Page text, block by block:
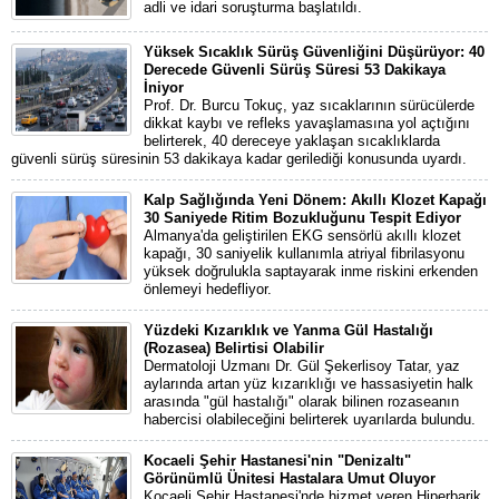
adli ve idari soruşturma başlatıldı.
Yüksek Sıcaklık Sürüş Güvenliğini Düşürüyor: 40
Derecede Güvenli Sürüş Süresi 53 Dakikaya
İniyor
Prof. Dr. Burcu Tokuç, yaz sıcaklarının sürücülerde
dikkat kaybı ve refleks yavaşlamasına yol açtığını
belirterek, 40 dereceye yaklaşan sıcaklıklarda
güvenli sürüş süresinin 53 dakikaya kadar gerilediği konusunda uyardı.
Kalp Sağlığında Yeni Dönem: Akıllı Klozet Kapağı
30 Saniyede Ritim Bozukluğunu Tespit Ediyor
Almanya'da geliştirilen EKG sensörlü akıllı klozet
kapağı, 30 saniyelik kullanımla atriyal fibrilasyonu
yüksek doğrulukla saptayarak inme riskini erkenden
önlemeyi hedefliyor.
Yüzdeki Kızarıklık ve Yanma Gül Hastalığı
(Rozasea) Belirtisi Olabilir
Dermatoloji Uzmanı Dr. Gül Şekerlisoy Tatar, yaz
aylarında artan yüz kızarıklığı ve hassasiyetin halk
arasında "gül hastalığı" olarak bilinen rozaseanın
habercisi olabileceğini belirterek uyarılarda bulundu.
Kocaeli Şehir Hastanesi'nin "Denizaltı"
Görünümlü Ünitesi Hastalara Umut Oluyor